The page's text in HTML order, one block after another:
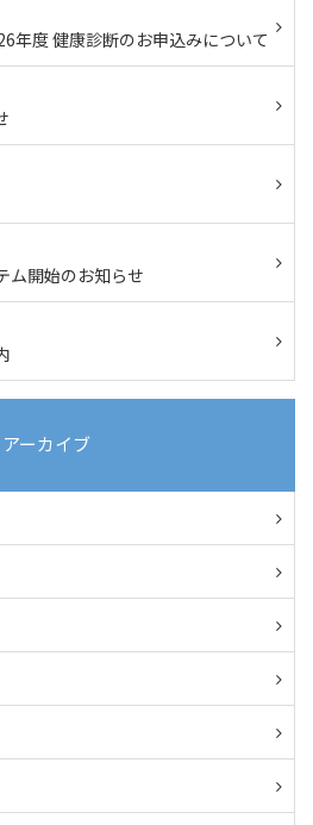
年度 健康診断のお申込みについて
ム開始のお知らせ
アーカイブ